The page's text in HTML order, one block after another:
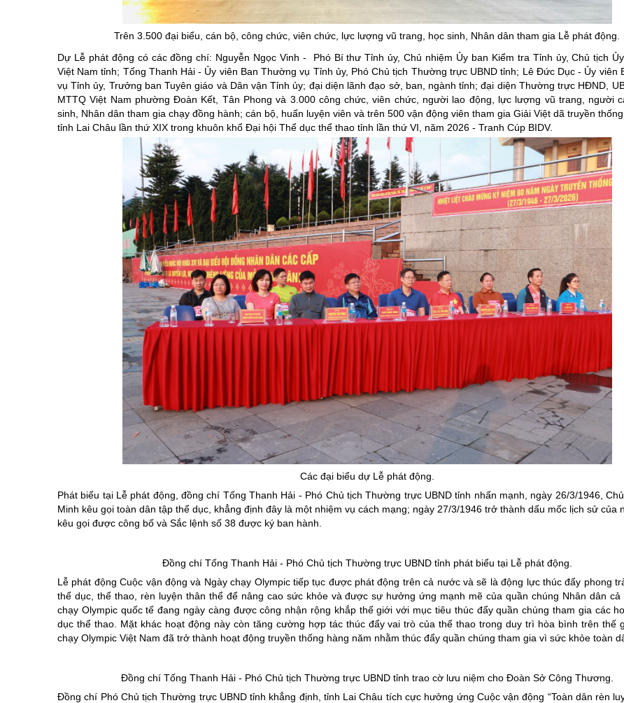
Chuyên đề tổng hợp Giảm nghèo bền vững
Đưa nghị quyết của Đảng
Bầu cử đại biểu Quốc hội
Đại hội Đảng các cấp
Gia đình hạnh phúc bền
An toàn thông tin
Thông tin biên giới
Người Việt Nam ưu tiên
Điểm báo
Phóng sự ảnh
Chuyên mục khác
Trên 3.500 đại biểu, cán bộ, công chức, viên chức, lực lượng vũ trang, học sinh, Nhân dân tham gia Lễ phát động.
Dự Lễ phát động có các đồng chí: Nguyễn Ngọc Vinh - Phó Bí thư Tỉnh ủy, Chủ nhiệm Ủy ban Kiểm tra Tỉnh ủy, Chủ tịch
Việt Nam tỉnh; Tống Thanh Hải - Ủy viên Ban Thường vụ Tỉnh ủy, Phó Chủ tịch Thường trực UBND tỉnh; Lê Đức Dục - Ủy viên
vụ Tỉnh ủy, Trưởng ban Tuyên giáo và Dân vận Tỉnh ủy; đại diện lãnh đạo sở, ban, ngành tỉnh; đại diện Thường trực HĐND,
MTTQ Việt Nam phường Đoàn Kết, Tân Phong và 3.000 công chức, viên chức, người lao động, lực lượng vũ trang, người
sinh, Nhân dân tham gia chạy đồng hành; cán bộ, huấn luyện viên và trên 500 vận động viên tham gia Giải Việt dã truyền
tỉnh Lai Châu lần thứ XIX trong khuôn khổ Đại hội Thể dục thể thao tỉnh lần thứ VI, năm 2026 - Tranh Cúp BIDV.
Các đại biểu dự Lễ phát động.
Phát biểu tại Lễ phát động, đồng chí Tống Thanh Hải - Phó Chủ tịch Thường trực UBND tỉnh nhấn mạnh, ngày 26/3/1946,
Minh kêu gọi toàn dân tập thể dục, khẳng định đây là một nhiệm vụ cách mạng; ngày 27/3/1946 trở thành dấu mốc lịch sử của
kêu gọi được công bố và Sắc lệnh số 38 được ký ban hành.
Đồng chí Tống Thanh Hải - Phó Chủ tịch Thường trực UBND tỉnh phát biểu tại Lễ phát động.
Lễ phát động Cuộc vận động và Ngày chạy Olympic tiếp tục được phát động trên cả nước và sẽ là động lực thúc đẩy phong
thể dục, thể thao, rèn luyện thân thể để nâng cao sức khỏe và được sự hưởng ứng mạnh mẽ của quần chúng Nhân dân cả
chạy Olympic quốc tế đang ngày càng được công nhận rộng khắp thế giới với mục tiêu thúc đẩy quần chúng tham gia các
dục thể thao. Mặt khác hoạt động này còn tăng cường hợp tác thúc đẩy vai trò của thể thao trong duy trì hòa bình trên thế
chạy Olympic Việt Nam đã trở thành hoạt động truyền thống hàng năm nhằm thúc đẩy quần chúng tham gia vì sức khỏe toàn
Đồng chí Tống Thanh Hải - Phó Chủ tịch Thường trực UBND tỉnh trao cờ lưu niệm cho Đoàn Sở Công Thương.
Đồng chí Phó Chủ tịch Thường trực UBND tỉnh khẳng định, tỉnh Lai Châu tích cực hưởng ứng Cuộc vận động “Toàn dân rèn